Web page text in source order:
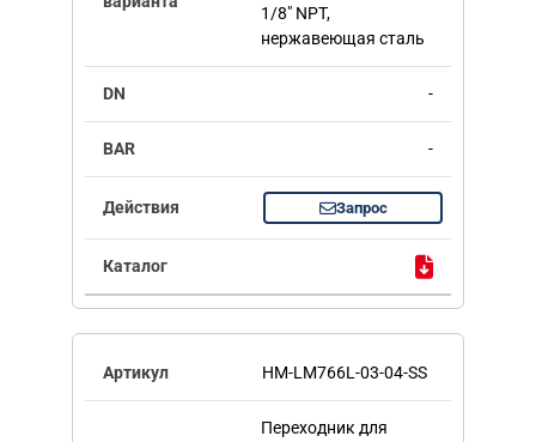
1/8" NPT,
нержавеющая сталь
-
-
Запрос
HM-LM766L-03-04-SS
Переходник для